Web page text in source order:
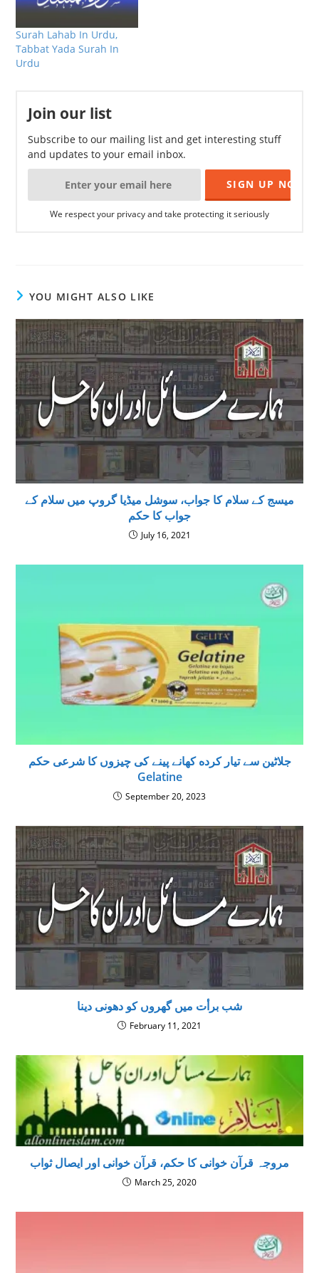
Surah Lahab In Urdu,
Tabbat Yada Surah In
Urdu
Join our list
Subscribe to our mailing list and get interesting stuff
and updates to your email inbox.
We respect your privacy and take protecting it seriously
YOU MIGHT ALSO LIKE
میسج کے سلام کا جواب، سوشل میڈیا گروپ میں سلام کے
جواب کا حکم
July 16, 2021
جلاٹین سے تيار كرده كھانے پينے كى چيزوں كا شرعى حكم
Gelatine
September 20, 2023
شب برأت میں گھروں کو دھونی دینا
February 11, 2021
مروجہ قرآن خوانی کا حکم، قرآن خوانی اور ایصال ثواب
March 25, 2020